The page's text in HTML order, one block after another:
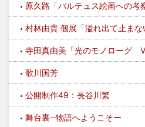
原久路「バルテュス絵画への考
村林由貴 個展「溢れ出て止まな
寺田真由美「光のモノローグ
歌川国芳
公開制作49：長谷川繁
舞台裏─物語へようこそー